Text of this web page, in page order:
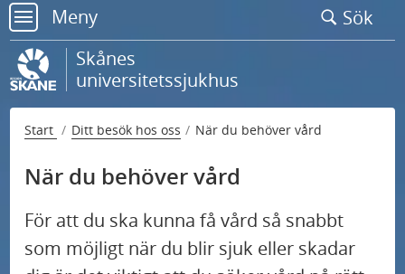
Gå
till
sidans
innehåll
Meny
Sök
meny
Skånes
universitetssjukhus
Start Ditt besök hos oss När du behöver vård
När du behöver vård
För att du ska kunna få vård så snabbt
som möjligt när du blir sjuk eller skadar